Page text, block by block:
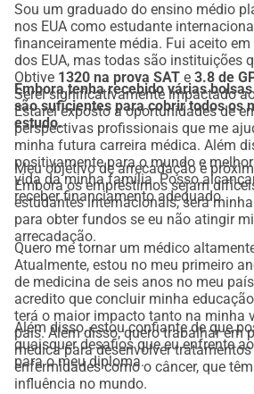
Sou um graduado do ensino médio
nos EUA como estudante
financeiramente média. Fui aceito
dos EUA, mas todas são instituições
Obtive 1320 na prova SAT e 3.8 de
Serei significativamente impactado
Estarei exposto a oportunidades de
perspectivas profissionais que me
minha futura carreira médica. Além
positivamente para o mundo e
vida da minha família. Posso
receber financiamento adequado.
Embora tenha recebido várias
são suficientes para cobrir todos os
estudo.
Meu objetivo de arrecadação é
Embora os empréstimos sejam
estudantes internacionais, será
para obter fundos se eu não atingir
arrecadação.
Quero me tornar um médico
Atualmente, estou no meu primeiro
de medicina de seis anos no meu
acredito que concluir minha
terá o maior impacto tanto na minha
país. Além disso, quero trabalhar em
médica para desenvolver
enfermidades como o câncer, que
influência no mundo.
Além disso, estou confiante de que
quaisquer desafios que eu enfrente
para o meu diploma.